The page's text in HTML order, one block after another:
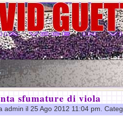
sfumature di viola
admin il 25 Ago 2012 11:04 pm.